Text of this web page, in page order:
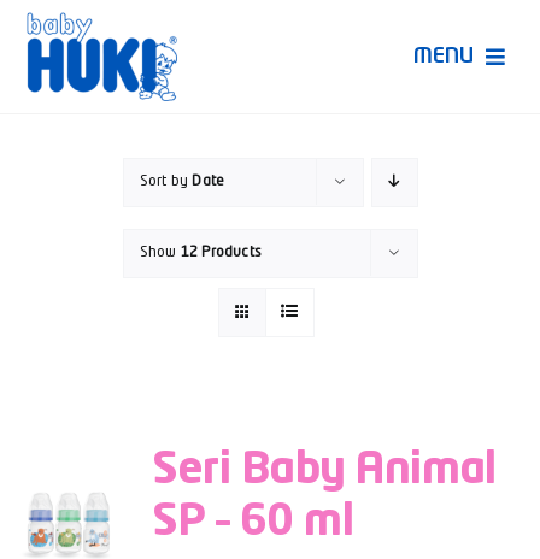
Skip
content
MENU
Sort by Date
Show 12 Products
Seri Baby Animal
SP – 60 ml